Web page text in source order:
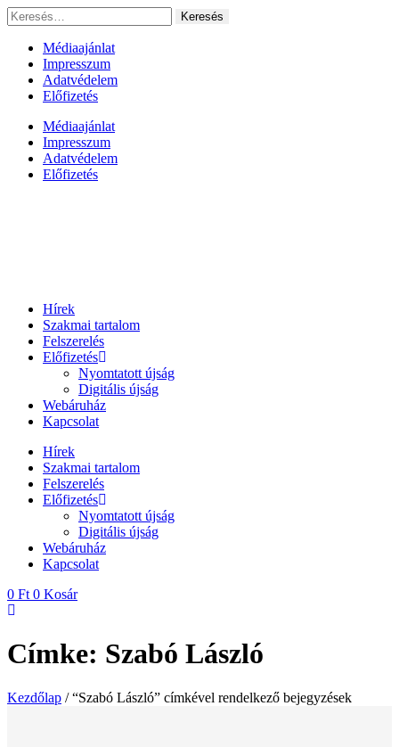
Ugrás
a
tartalomhoz
Keresés:
Médiaajánlat
Impresszum
Adatvédelem
Előfizetés
Médiaajánlat
Impresszum
Adatvédelem
Előfizetés
Hírek
Szakmai tartalom
Felszerelés
Előfizetés
Nyomtatott újság
Digitális újság
Webáruház
Kapcsolat
Hírek
Szakmai tartalom
Felszerelés
Előfizetés
Nyomtatott újság
Digitális újság
Webáruház
Kapcsolat
0 Ft 0 Kosár
Címke: Szabó László
Kezdőlap / “Szabó László” címkével rendelkező bejegyzések